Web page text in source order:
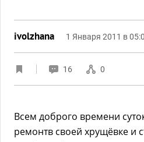
ivolzhana 1 Января 2011 в
16 0
Всем доброго времени
ремонтв своей хрущёвке и